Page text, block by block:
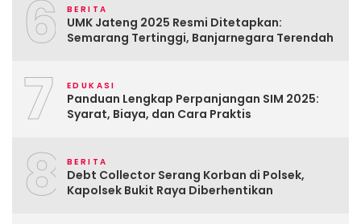
6 BERITA
UMK Jateng 2025 Resmi Ditetapkan:
Semarang Tertinggi, Banjarnegara Terendah
7 EDUKASI
Panduan Lengkap Perpanjangan SIM 2025:
Syarat, Biaya, dan Cara Praktis
8 BERITA
Debt Collector Serang Korban di Polsek,
Kapolsek Bukit Raya Diberhentikan